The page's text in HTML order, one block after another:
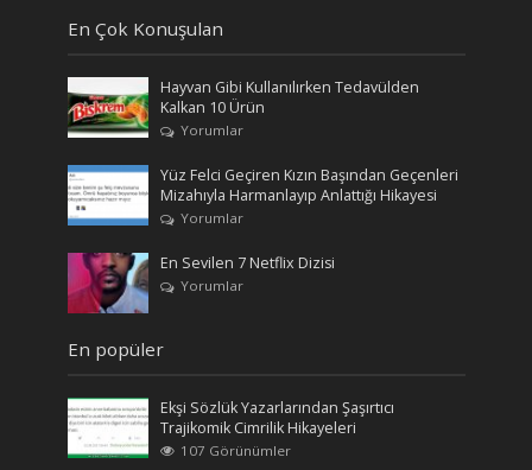
En Çok Konuşulan
Hayvan Gibi Kullanılırken Tedavülden
Kalkan 10 Ürün
Yorumlar
Yüz Felci Geçiren Kızın Başından Geçenleri
Mizahıyla Harmanlayıp Anlattığı Hikayesi
Yorumlar
En Sevilen 7 Netflix Dizisi
Yorumlar
En popüler
Ekşi Sözlük Yazarlarından Şaşırtıcı
Trajikomik Cimrilik Hikayeleri
107 Görünümler